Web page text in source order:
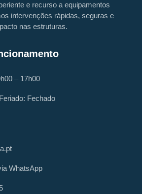
e recurso a equipamentos
intervenções rápidas, seguras e
nas estruturas.
– 17h00
Fechado
WhatsApp